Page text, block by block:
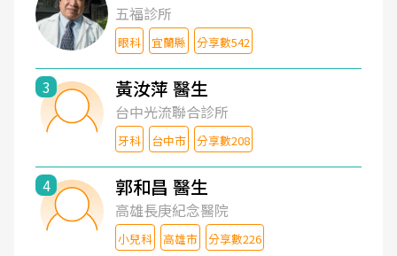
五福診所
眼科 宜蘭縣 分享數542
3 黃汝萍 醫生
台中光流聯合診所
牙科 台中市 分享數208
4 郭和昌 醫生
高雄長庚紀念醫院
小兒科 高雄市 分享數226